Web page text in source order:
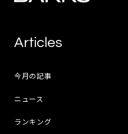
Articles
今月の記事
ニュース
ランキング